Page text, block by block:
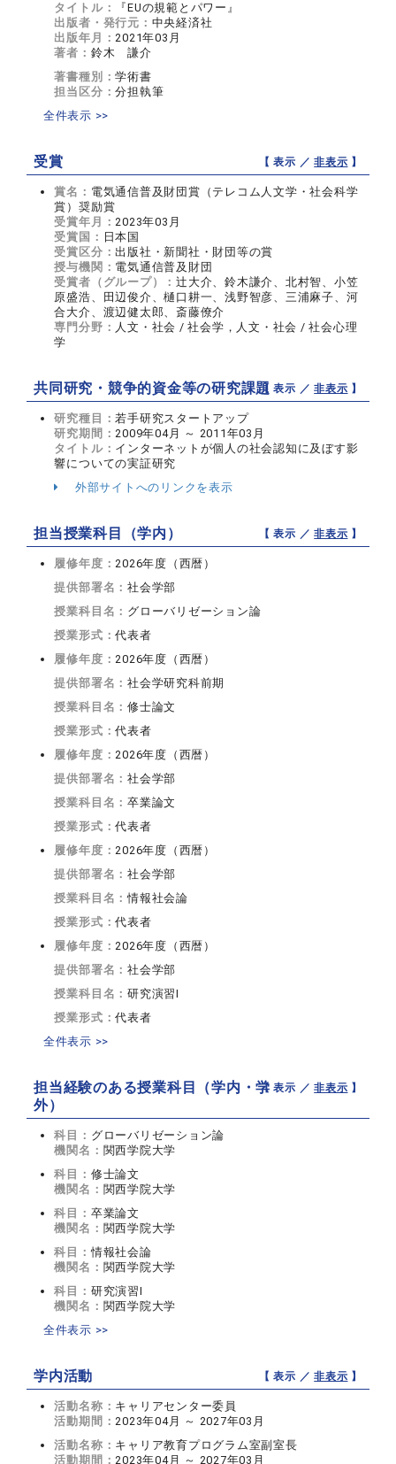
タイトル：
『EUの規範とパワー』
出版者・発行元： 中央経済社
出版年月：2021年03月
著者： 鈴木 謙介
著書種別：学術書
担当区分：分担執筆
全件表示 >>
受賞 【 表示 ／非表示 】
賞名： 電気通信普及財団賞（テレコム人文学・社会科学
賞）奨励賞
受賞年月：2023年03月
受賞国： 日本国
受賞区分：出版社・新聞社・財団等の賞
授与機関： 電気通信普及財団
受賞者（グループ）：辻大介、鈴木謙介、北村智、小笠
原盛浩、田辺俊介、樋口耕一、浅野智彦、三浦麻子、河
合大介、渡辺健太郎、斎藤僚介
専門分野： 人文・社会 / 社会学，人文・社会 / 社会心理
学
共同研究・競争的資金等の研究課題【 表示 ／非表示 】
研究種目：若手研究スタートアップ
研究期間：2009年04月 ～ 2011年03月
タイトル： インターネットが個人の社会認知に及ぼす影
響についての実証研究
外部サイトへのリンクを表示
担当授業科目（学内） 【 表示 ／非表示 】
履修年度：2026年度（西暦）
提供部署名：社会学部
授業科目名： グローバリゼーション論
授業形式：代表者
履修年度：2026年度（西暦）
提供部署名：社会学研究科前期
授業科目名：修士論文
授業形式：代表者
履修年度：2026年度（西暦）
提供部署名：社会学部
授業科目名：卒業論文
授業形式：代表者
履修年度：2026年度（西暦）
提供部署名：社会学部
授業科目名：情報社会論
授業形式：代表者
履修年度：2026年度（西暦）
提供部署名：社会学部
授業科目名：研究演習I
授業形式：代表者
全件表示 >>
担当経験のある授業科目（学内・学
外）
【 表示 ／非表示 】
科目： グローバリゼーション論
機関名： 関西学院大学
科目： 修士論文
機関名： 関西学院大学
科目： 卒業論文
機関名： 関西学院大学
科目：情報社会論
機関名： 関西学院大学
科目： 研究演習I
機関名： 関西学院大学
全件表示 >>
学内活動 【 表示 ／非表示 】
活動名称： キャリアセンター委員
活動期間：2023年04月 ～ 2027年03月
活動名称： キャリア教育プログラム室副室長
活動期間：2023年04月 ～ 2027年03月